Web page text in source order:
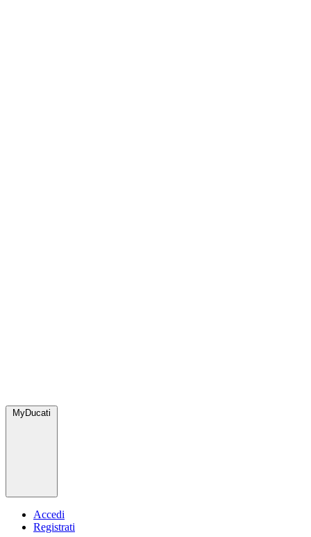
MyDucati
Accedi
Registrati